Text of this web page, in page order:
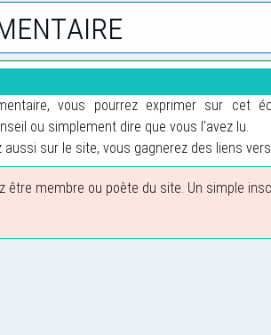
vous pourrez exprimer sur cet
ou simplement dire que vous l'avez lu.
sur le site, vous gagnerez des liens vers
membre ou poète du site. Un simple